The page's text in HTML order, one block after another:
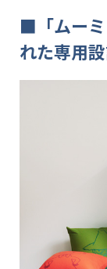
■「ムーミ
れた専用